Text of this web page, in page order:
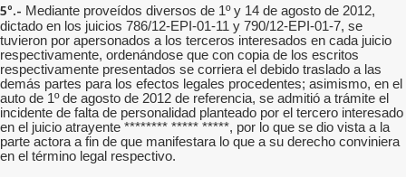
5º.- Mediante proveídos diversos de 1º y 14 de agosto de 2012,
dictado en los juicios 786/12-EPI-01-11 y 790/12-EPI-01-7, se
tuvieron por apersonados a los terceros interesados en cada juicio
respectivamente, ordenándose que con copia de los escritos
respectivamente presentados se corriera el debido traslado a las
demás partes para los efectos legales procedentes; asimismo, en el
auto de 1º de agosto de 2012 de referencia, se admitió a trámite el
incidente de falta de personalidad planteado por el tercero interesado
en el juicio atrayente ******** ***** *****, por lo que se dio vista a la
parte actora a fin de que manifestara lo que a su derecho conviniera
en el término legal respectivo.